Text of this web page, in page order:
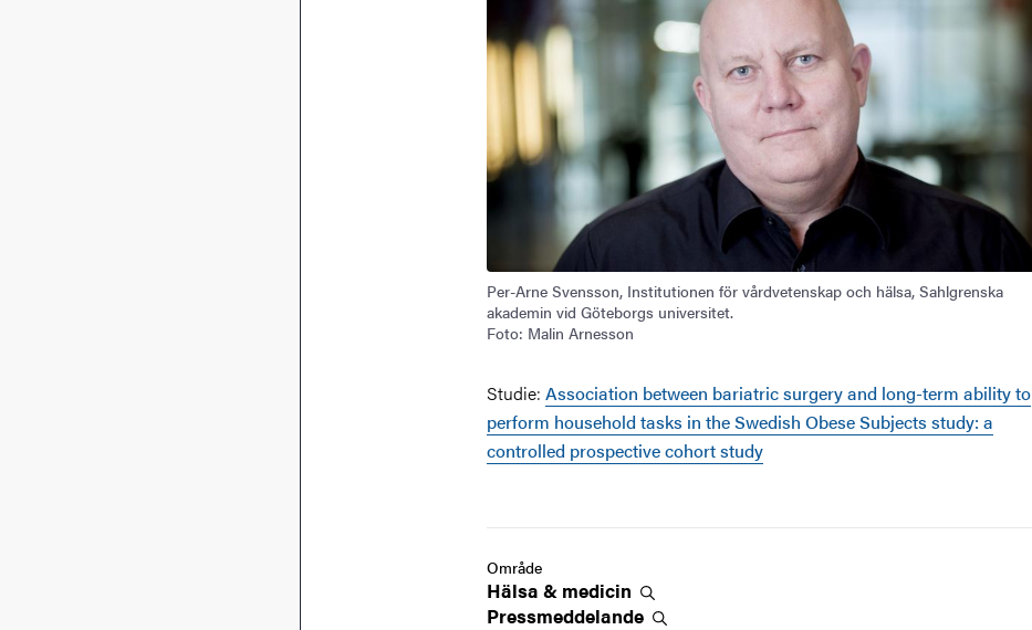
Per-Arne Svensson, Institutionen för vårdvetenskap och hälsa, Sahlgrenska
akademin vid Göteborgs universitet.
Foto: Malin Arnesson
Studie: Association between bariatric surgery and long-term ability to
perform household tasks in the Swedish Obese Subjects study: a
controlled prospective cohort study
Område
Hälsa & medicin
Pressmeddelande